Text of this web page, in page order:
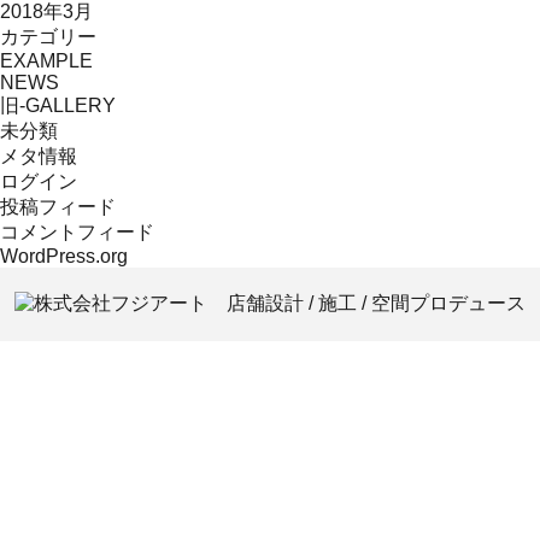
2018年3月
カテゴリー
EXAMPLE
NEWS
旧-GALLERY
未分類
メタ情報
ログイン
投稿フィード
コメントフィード
WordPress.org